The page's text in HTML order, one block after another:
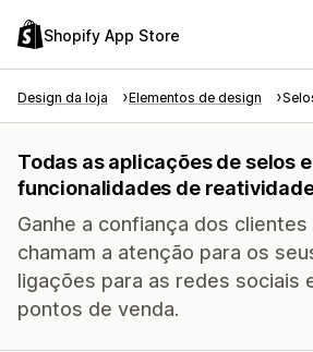
Shopify App Store
Design da loja Elementos de design
Todas as aplicações de selos
funcionalidades de
Ganhe a confiança dos
chamam a atenção para os
ligações para as redes sociais
pontos de venda.